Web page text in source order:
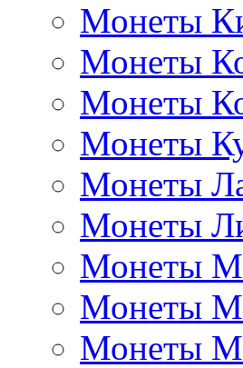
Монеты
Монеты
Монеты
Монеты
Монеты
Монеты
Монеты
Монеты
Монеты